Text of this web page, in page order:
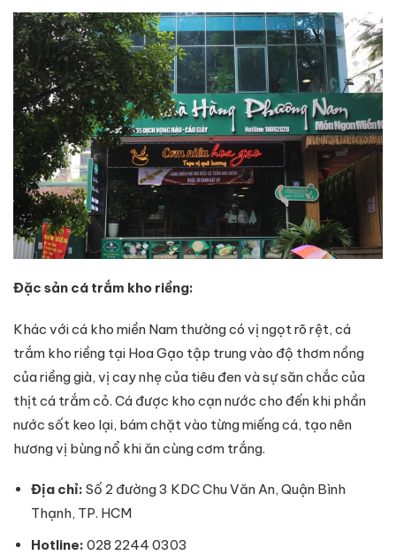
Đặc sản cá trắm kho riềng:
Khác với cá kho miền Nam thường có vị ngọt rõ rệt, cá
trắm kho riềng tại Hoa Gạo tập trung vào độ thơm nồng
của riềng già, vị cay nhẹ của tiêu đen và sự săn chắc của
thịt cá trắm cỏ. Cá được kho cạn nước cho đến khi phần
nước sốt keo lại, bám chặt vào từng miếng cá, tạo nên
hương vị bùng nổ khi ăn cùng cơm trắng.
Địa chỉ: Số 2 đường 3 KDC Chu Văn An, Quận Bình
Thạnh, TP. HCM
Hotline: 028 2244 0303